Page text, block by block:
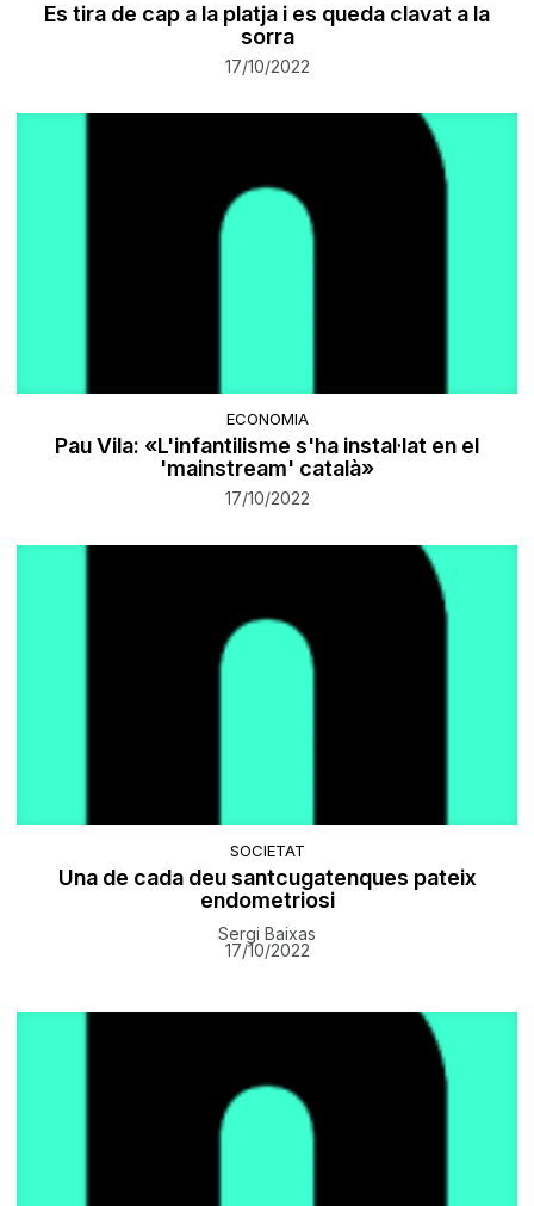
Es tira de cap a la platja i es queda clavat a la
sorra
17/10/2022
ECONOMIA
Pau Vila: «L'infantilisme s'ha instal·lat en el
'mainstream' català»
17/10/2022
SOCIETAT
Una de cada deu santcugatenques pateix
endometriosi
Sergi Baixas
17/10/2022